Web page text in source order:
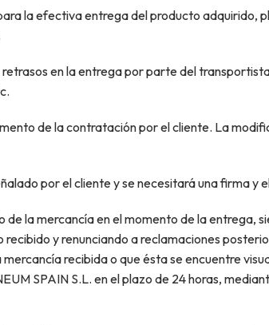
la efectiva entrega del producto adquirido,
retrasos en la entrega por parte del
de la contratación por el cliente. La
por el cliente y se necesitará una firma y
la mercancía en el momento de la entrega,
y renunciando a reclamaciones
recibida o que ésta se encuentre
SPAIN S.L. en el plazo de 24 horas,